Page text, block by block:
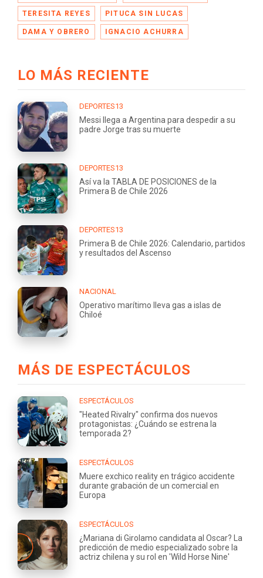
TERESITA REYES PITUCA SIN LUCAS
DAMA Y OBRERO IGNACIO ACHURRA
LO MÁS RECIENTE
DEPORTES13
Messi llega a Argentina para despedir a su
padre Jorge tras su muerte
DEPORTES13
Así va la TABLA DE POSICIONES de la
Primera B de Chile 2026
DEPORTES13
Primera B de Chile 2026: Calendario, partidos
y resultados del Ascenso
NACIONAL
Operativo marítimo lleva gas a islas de
Chiloé
MÁS DE ESPECTÁCULOS
ESPECTÁCULOS
"Heated Rivalry" confirma dos nuevos
protagonistas: ¿Cuándo se estrena la
temporada 2?
ESPECTÁCULOS
Muere exchico reality en trágico accidente
durante grabación de un comercial en
Europa
ESPECTÁCULOS
¿Mariana di Girolamo candidata al Oscar? La
predicción de medio especializado sobre la
actriz chilena y su rol en 'Wild Horse Nine'